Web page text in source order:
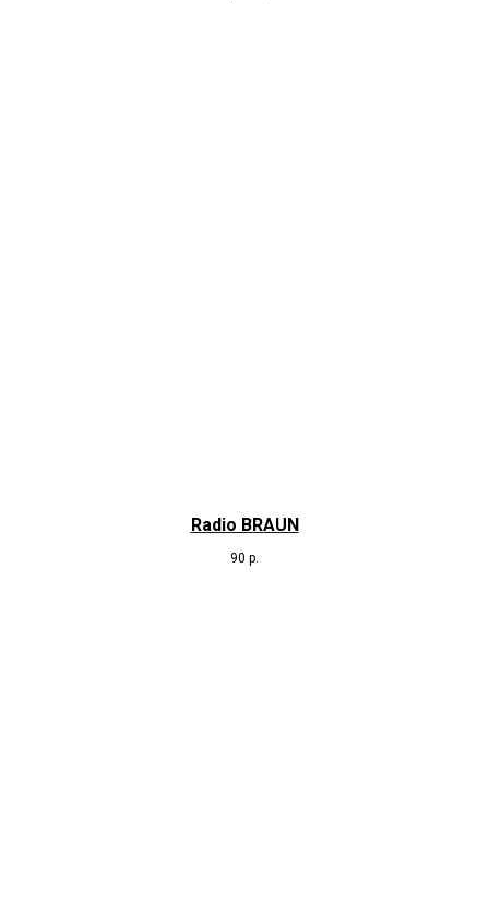
Radio BRAUN
90 р.